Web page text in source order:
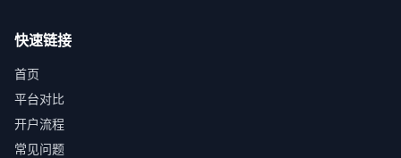
快速链接
首页
平台对比
开户流程
常见问题